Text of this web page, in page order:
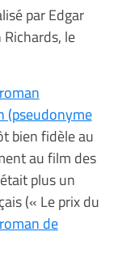
par Edgar
le
roman
(pseudonyme
bien fidèle au
au film des
plus un
(« Le prix du
de